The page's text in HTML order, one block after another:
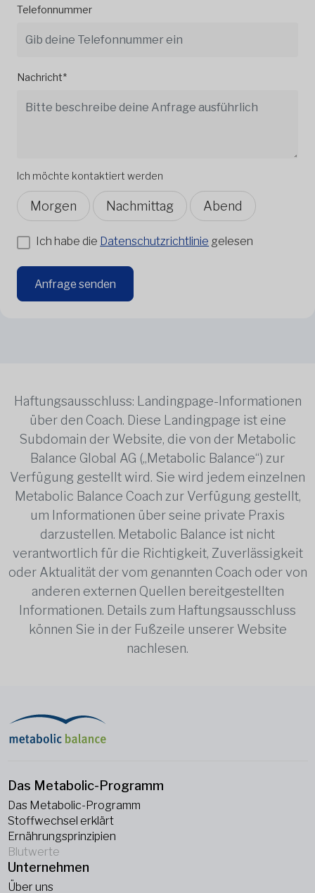
Telefonnummer
Nachricht*
Ich möchte kontaktiert werden
Morgen Nachmittag Abend
Ich habe die Datenschutzrichtlinie gelesen
Anfrage senden
Haftungsausschluss: Landingpage-Informationen
über den Coach. Diese Landingpage ist eine
Subdomain der Website, die von der Metabolic
Balance Global AG („Metabolic Balance“) zur
Verfügung gestellt wird. Sie wird jedem einzelnen
Metabolic Balance Coach zur Verfügung gestellt,
um Informationen über seine private Praxis
darzustellen. Metabolic Balance ist nicht
verantwortlich für die Richtigkeit, Zuverlässigkeit
oder Aktualität der vom genannten Coach oder von
anderen externen Quellen bereitgestellten
Informationen. Details zum Haftungsausschluss
können Sie in der Fußzeile unserer Website
nachlesen.
Das Metabolic-Programm
Das Metabolic-Programm
Stoffwechsel erklärt
Ernährungsprinzipien
Blutwerte
Unternehmen
Über uns